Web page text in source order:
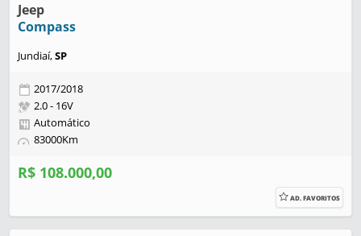
Jeep
Compass
Jundiaí,SP
2017/2018
2.0 - 16V
Automático
83000Km
R$ 108.000,00
AD. FAVORITOS